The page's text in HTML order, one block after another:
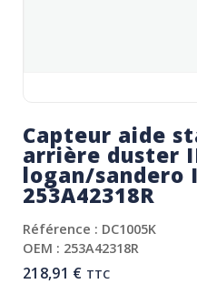
Capteur aide
arrière duster
logan/sandero
253A42318R
Référence : DC1005K
OEM : 253A42318R
218,91 € TTC